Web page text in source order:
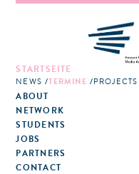
STARTSEITE
NEWS TERMINE PROJECTS
ABOUT
NETWORK
STUDENTS
JOBS
PARTNERS
CONTACT